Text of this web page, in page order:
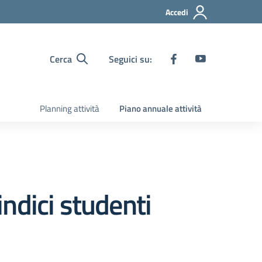
Accedi
Cerca Seguici su:
Planning attività Piano annuale attività
studenti